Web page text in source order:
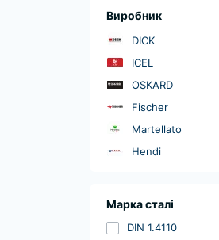
Виробник
DICK
ICEL
OSKARD
Fischer
Martellato
Hendi
Марка сталі
DIN 1.4110